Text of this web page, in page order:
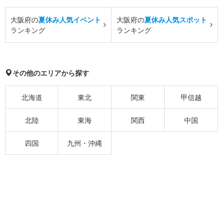
大阪府の夏休み人気イベント
ランキング
大阪府の夏休み人気スポット
ランキング
その他のエリアから探す
北海道 東北 関東 甲信越
北陸 東海 関西 中国
四国 九州・沖縄